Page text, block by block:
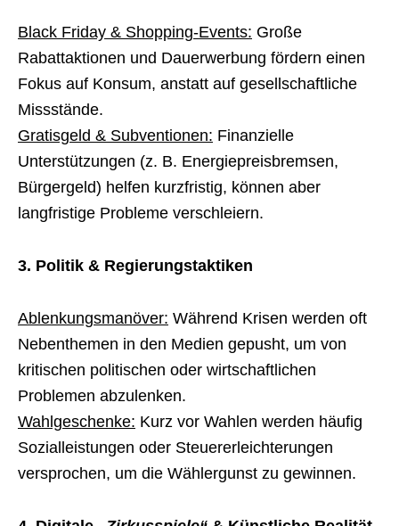
Black Friday & Shopping-Events: Große
Rabattaktionen und Dauerwerbung fördern einen
Fokus auf Konsum, anstatt auf gesellschaftliche
Missstände.
Gratisgeld & Subventionen: Finanzielle
Unterstützungen (z. B. Energiepreisbremsen,
Bürgergeld) helfen kurzfristig, können aber
langfristige Probleme verschleiern.
3. Politik & Regierungstaktiken
Ablenkungsmanöver: Während Krisen werden oft
Nebenthemen in den Medien gepusht, um von
kritischen politischen oder wirtschaftlichen
Problemen abzulenken.
Wahlgeschenke: Kurz vor Wahlen werden häufig
Sozialleistungen oder Steuererleichterungen
versprochen, um die Wählergunst zu gewinnen.